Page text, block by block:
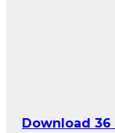
Download